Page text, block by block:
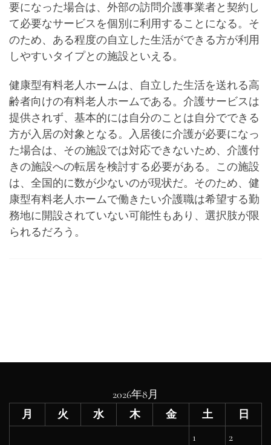
要になった場合は、外部の訪問介護事業者と契約し
て必要なサービスを個別に利用することになる。そ
のため、ある程度の自立した生活ができる方が利用
しやすいタイプとの施設といえる。
健康型有料老人ホームは、自立した生活を送れる高
齢者向けの有料老人ホームである。介護サービスは
提供されず、基本的には自分のことは自分でできる
方が入居の対象となる。入居後に介護が必要になっ
た場合は、その施設では対応できないため、介護付
きの施設への転居を検討する必要がある。この施設
は、全国的に数が少ないのが現状だ。そのため、健
康型有料老人ホームで働きたい介護職は希望する勤
務地に開設されていない可能性もあり、選択肢が限
られるだろう。
2026年8月
月
火 水 木 金 土
日
1
2